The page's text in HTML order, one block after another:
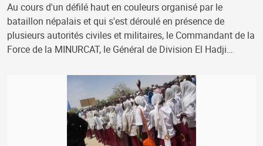
Au cours d'un défilé haut en couleurs organisé par le
bataillon népalais et qui s'est déroulé en présence de
plusieurs autorités civiles et militaires, le Commandant de la
Force de la MINURCAT, le Général de Division El Hadji…